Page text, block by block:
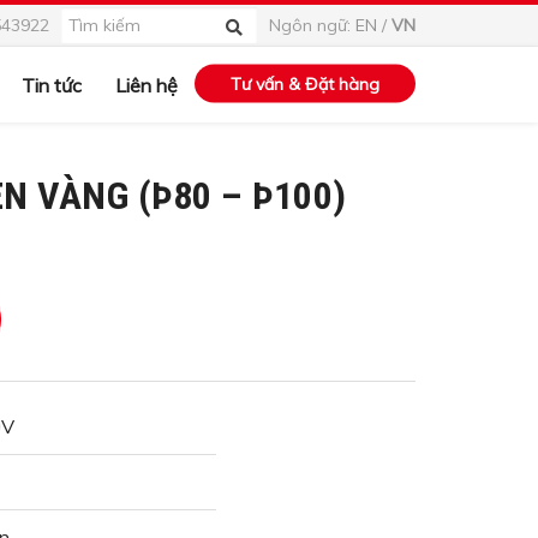
Ngôn ngữ: EN / VN
Tin tức Liên hệ Tư vấn & Đặt hàng
VÀNG (Þ80 – Þ100)